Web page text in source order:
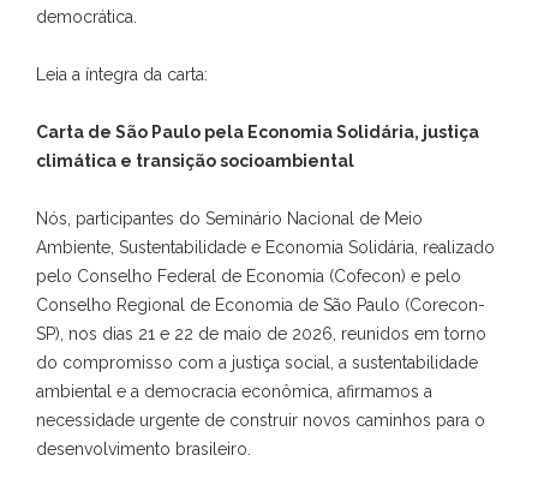
democrática.
Leia a íntegra da carta:
Carta de São Paulo pela Economia Solidária, justiça
climática e transição socioambiental
Nós, participantes do Seminário Nacional de Meio
Ambiente, Sustentabilidade e Economia Solidária, realizado
pelo Conselho Federal de Economia (Cofecon) e pelo
Conselho Regional de Economia de São Paulo (Corecon-
SP), nos dias 21 e 22 de maio de 2026, reunidos em torno
do compromisso com a justiça social, a sustentabilidade
ambiental e a democracia econômica, afirmamos a
necessidade urgente de construir novos caminhos para o
desenvolvimento brasileiro.